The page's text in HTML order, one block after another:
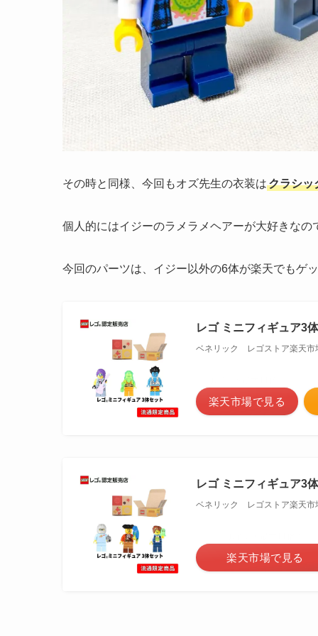
その時と同様、今回もオズ先生の衣装はクラシッ
個人的にはイジーのラメラメヘアーが大好きな
今回のパーツは、イジー以外の6体が楽天でもゲ
レゴ ミニフィギュア3
ベネリック レゴストア楽天市
楽天市場で見る
レゴ ミニフィギュア3
ベネリック レゴストア楽天市
楽天市場で見る